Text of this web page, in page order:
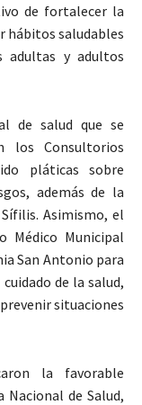
de fortalecer la
hábitos saludables
adultas y adultos
de salud que se
los Consultorios
pláticas sobre
además de la
Asimismo, el
Médico Municipal
San Antonio para
de la salud,
situaciones
la favorable
Nacional de Salud,